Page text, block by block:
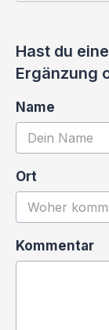
Hast du
Ergänzung
Name
Ort
Kommentar